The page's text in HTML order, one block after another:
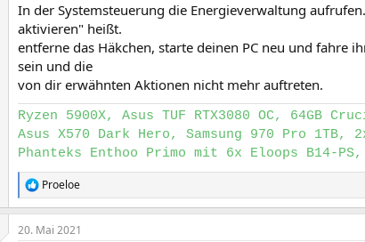
In der Systemsteuerung die Energieverwaltung
aktivieren" heißt.
entferne das Häkchen, starte deinen PC neu und fahre
sein und die
von dir erwähnten Aktionen nicht mehr auftreten.
Ryzen 5900X, Asus TUF RTX3080 OC, 64GB
Asus X570 Dark Hero, Samsung 970 Pro 1TB,
Phanteks Enthoo Primo mit 6x Eloops B14-PS,
R
e
a
k
Proeloe
20. Mai 2021